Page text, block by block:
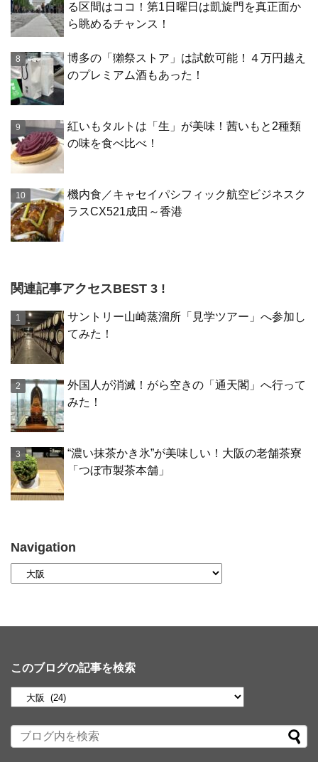
る区間はココ！第1日曜日は凱旋門を真正面か
ら眺めるチャンス！
博多の「獺祭ストア」は試飲可能！４万円越え
のプレミアム酒もあった！
紅いもタルトは「生」が美味！茜いもと2種類
の味を食べ比べ！
機内食／キャセイパシフィック航空ビジネスク
ラスCX521成田～香港
関連記事アクセスBEST 3 !
サントリー山崎蒸溜所「見学ツアー」へ参加し
てみた！
外国人が消滅！がら空きの「通天閣」へ行って
みた！
“濃い抹茶かき氷”が美味しい！大阪の老舗茶寮
「つぼ市製茶本舗」
Navigation
このブログの記事を検索